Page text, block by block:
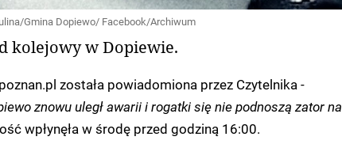
Gmina Dopiewo/ Facebook/Archiwum
kolejowy w Dopiewie.
została powiadomiona przez Czytelnika -
znowu uległ awarii i rogatki się nie podnoszą zator na
wpłynęła w środę przed godziną 16:00.